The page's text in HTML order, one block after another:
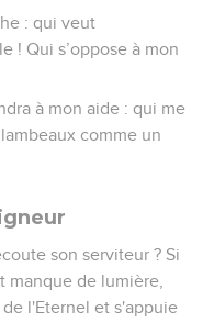
: qui veut
! Qui s’oppose à mon
à mon aide : qui me
comme un
son serviteur ? Si
manque de lumière,
l'Eternel et s'appuie